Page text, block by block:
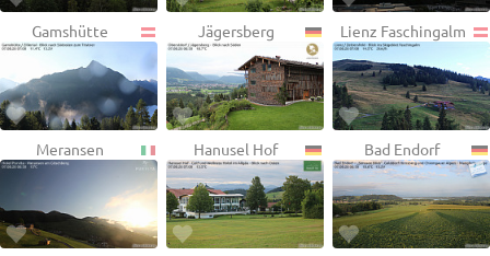
Gamshütte Jägersberg Lienz Faschingalm
Meransen Hanusel Hof Bad Endorf